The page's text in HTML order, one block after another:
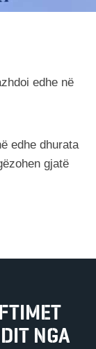
edhe në
edhe dhurata
gjatë
NGA